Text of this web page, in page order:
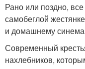
Рано или поздно,
самобеглой
и домашнему
Современный
нахлебников,